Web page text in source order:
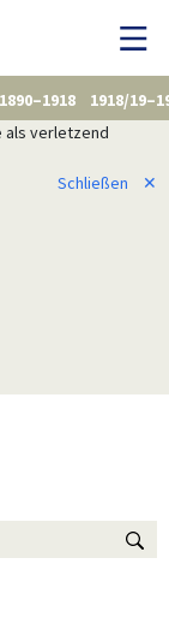
1890–1918
1918/
als verletzend
Schließen
✕